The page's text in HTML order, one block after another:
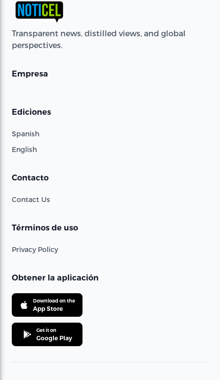
Transparent news, distilled views, and global
perspectives.
Empresa
Ediciones
Spanish
English
Contacto
Contact Us
Términos de uso
Privacy Policy
Obtener la aplicación
Download on the
App Store
Get it on
Google Play